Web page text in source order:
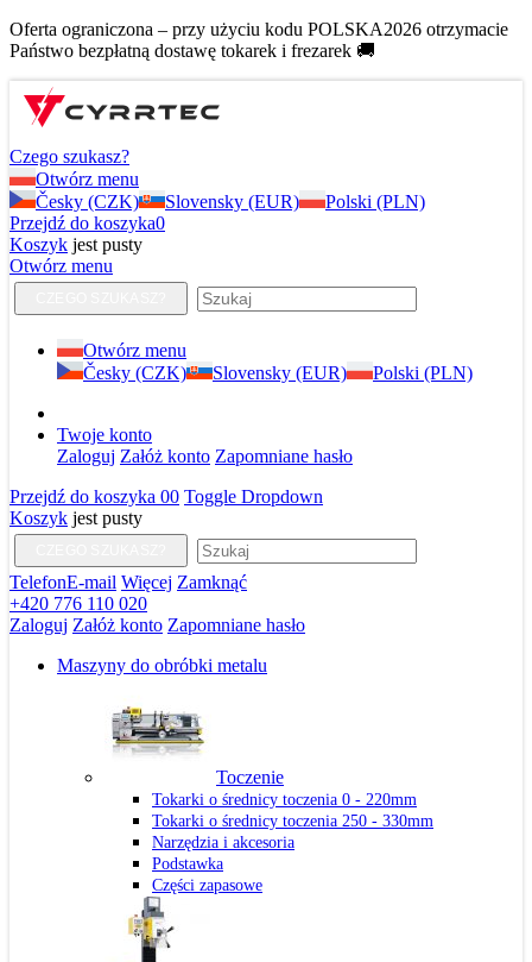
Oferta ograniczona – przy użyciu kodu POLSKA2026 otrzymacie
Państwo bezpłatną dostawę tokarek i frezarek 🚚
Czego szukasz?
Otwórz menu
Česky (CZK)
Slovensky (EUR)
Polski (PLN)
Przejdź do koszyka0
Koszyk jest pusty
Otwórz menu
Otwórz menu
Česky (CZK)
Slovensky (EUR) Polski (PLN)
Twoje konto
Zaloguj Załóż konto Zapomniane hasło
Przejdź do koszyka 00 Toggle Dropdown
Koszyk jest pusty
TelefonE-mail Więcej Zamknąć
+420 776 110 020
Zaloguj Załóż konto Zapomniane hasło
Maszyny do obróbki metalu
Toczenie
Tokarki o średnicy toczenia 0 - 220mm
Tokarki o średnicy toczenia 250 - 330mm
Narzędzia i akcesoria
Podstawka
Części zapasowe